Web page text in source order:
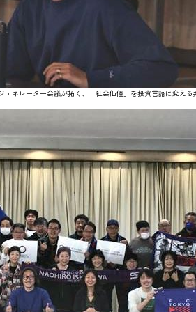
ネレーター会議が拓く、「社会価値」を投資言語に変